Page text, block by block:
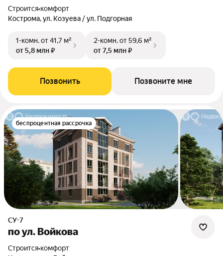
Строится•комфорт
Кострома, ул. Козуева / ул. Подгорная
1-комн.от 41,7 м²
от 5,8 млн ₽
2-комн.от 59,6 м²
от 7,5 млн ₽
Позвонить Позвоните мне
беспроцентная рассрочка
СУ-7
по ул. Войкова
Строится•комфорт